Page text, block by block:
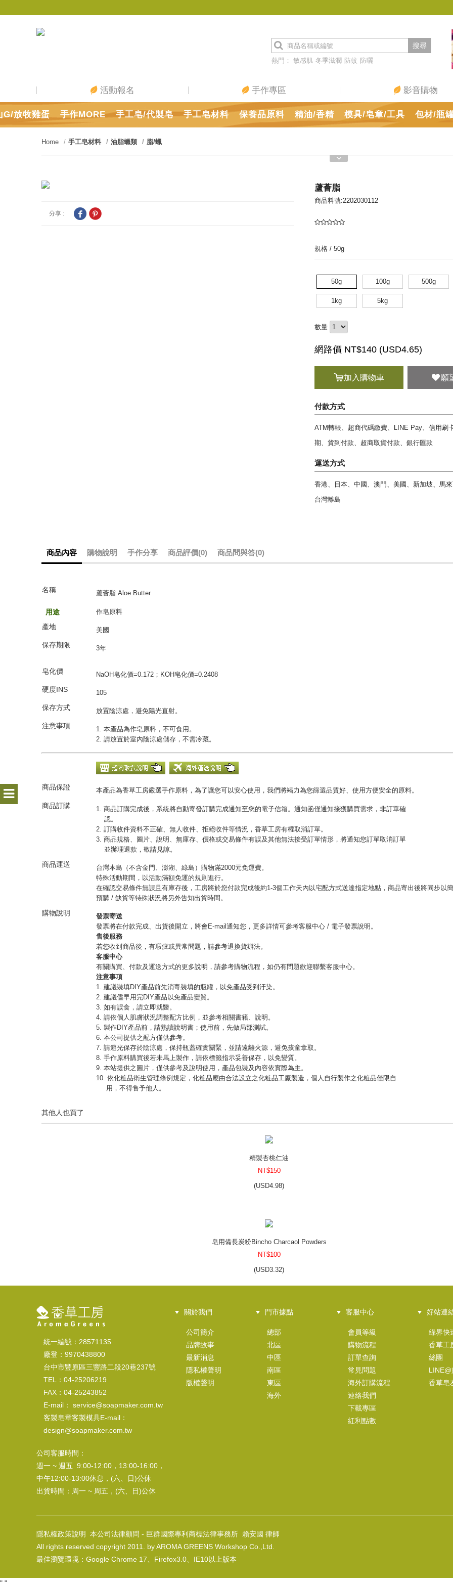
熱門： 敏感肌 冬季滋潤 防蚊 防曬
搜尋
G/放牧雞蛋 手作MORE 手工皂/代製皂 手工皂材料 保養品原料 精油/香精 模具/皂章/工具 包材/瓶
活動報名 手作專區 影音購物
Home 手工皂材料 油脂蠟類 脂/蠟
分享 :
蘆薈脂
商品料號:2202030112
規格 / 50g
50g 100g 500g
1kg 5kg
數量
網路價 NT$140 (USD4.65)
加入購物車 願
付款方式
ATM轉帳、超商代碼繳費、LINE Pay、信用刷
期、貨到付款、超商取貨付款、銀行匯款
運送方式
香港、日本、中國、澳門、美國、新加坡、馬來
台灣離島
商品內容 購物說明 手作分享 商品評價(0) 商品問與答(0)
名稱 蘆薈脂 Aloe Butter
用途 作皂原料
產地 美國
保存期限 3年
皂化價 NaOH皂化價=0.172；KOH皂化價=0.2408
硬度INS 105
保存方式 放置陰涼處，避免陽光直射。
注意事項
1. 本產品為作皂原料，不可食用。
2. 請放置於室內陰涼處儲存，不需冷藏。
商品保證 本產品為香草工房嚴選手作原料，為了讓您可以安心使用，我們將竭力為您篩選品質好、使用方便安全的原料。
商品訂購
1. 商品訂購完成後，系統將自動寄發訂購完成通知至您的電子信箱。通知函僅通知接獲購買需求，非訂單確
認。
2. 訂購收件資料不正確、無人收件、拒絕收件等情況，香草工房有權取消訂單。
3. 商品規格、圖片、說明、無庫存、價格或交易條件有誤及其他無法接受訂單情形，將通知您訂單取消訂單
並辦理退款，敬請見諒。
商品運送
台灣本島（不含金門、澎湖、綠島）購物滿2000元免運費。
特殊活動期間，以活動滿額免運的規則進行。
在確認交易條件無誤且有庫存後，工房將於您付款完成後約1-3個工作天內以宅配方式送達指定地點，商品寄出後將同步以簡
預購 / 缺貨等特殊狀況將另外告知出貨時間。
購物說明
發票寄送
發票將在付款完成、出貨後開立，將會E-mail通知您，更多詳情可參考客服中心 / 電子發票說明。
售後服務
若您收到商品後，有瑕疵或異常問題，請參考退換貨辦法。
客服中心
有關購買、付款及運送方式的更多說明，請參考購物流程，如仍有問題歡迎聯繫客服中心。
注意事項
1. 建議裝填DIY產品前先消毒裝填的瓶罐，以免產品受到汙染。
2. 建議儘早用完DIY產品以免產品變質。
3. 如有誤食，請立即就醫。
4. 請依個人肌膚狀況調整配方比例，並參考相關書籍、說明。
5. 製作DIY產品前，請熟讀說明書；使用前，先做局部測試。
6. 本公司提供之配方僅供參考。
7. 請避光保存於陰涼處，保持瓶蓋確實關緊，並請遠離火源，避免孩童拿取。
8. 手作原料購買後若未馬上製作，請依標籤指示妥善保存，以免變質。
9. 本站提供之圖片，僅供參考及說明使用，產品包裝及內容依實際為主。
10. 依化粧品衛生管理條例規定，化粧品應由合法設立之化粧品工廠製造，個人自行製作之化粧品僅限自
用，不得售予他人。
其他人也買了
精製杏桃仁油
NT$150
(USD4.98)
皂用備長炭粉Bincho Charcaol Powders
NT$100
(USD3.32)
USD5.31)
統一編號：28571135
廠登：9970438800
台中市豐原區三豐路二段20巷237號
TEL：04-25206219
FAX：04-25243852
E-mail： service@soapmaker.com.tw
客製皂章客製模具E-mail：
design@soapmaker.com.tw
公司客服時間：
週一 ~ 週五 9:00-12:00，13:00-16:00，
中午12:00-13:00休息，(六、日)公休
出貨時間：周一 ~ 周五，(六、日)公休
關於我們
公司簡介
品牌故事
最新消息
隱私權聲明
版權聲明
門市據點
總部
北區
中區
南區
東區
海外
客服中心
會員等級
購物流程
訂單查詢
常見問題
海外訂購流程
連絡我們
下載專區
紅利點數
好站連
綠界快
香草工
絲團
香草皂
隱私權政策說明
本公司法律顧問 - 巨群國際專利商標法律事務所 賴安國 律師
All rights reserved copyright 2011. by AROMA GREENS Workshop Co.,Ltd.
最佳瀏覽環境：Google Chrome 17、Firefox3.0、IE10以上版本
" "